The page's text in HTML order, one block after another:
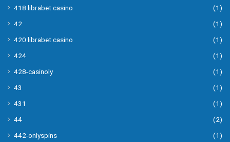
418 librabet casino
(1)
42
(1)
420 librabet casino
(1)
424
(1)
428-casinoly
(1)
43
(1)
431
(1)
44
(2)
442-onlyspins
(1)